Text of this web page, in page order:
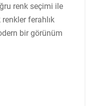
renk seçimi ile
ferahlık
bir görünüm